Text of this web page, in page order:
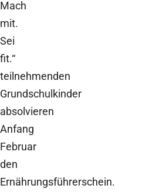
Mach
mit.
Sei
fit.“
teilnehmenden
Grundschulkinder
absolvieren
Anfang
Februar
den
Ernährungsführerschein.